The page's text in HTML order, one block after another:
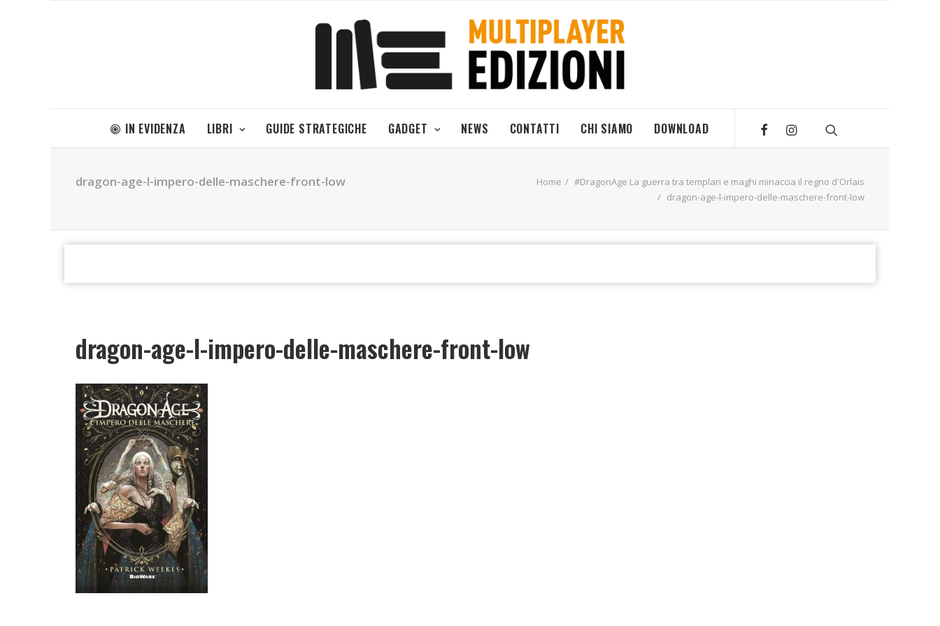
IN EVIDENZA LIBRI GUIDE STRATEGICHE GADGET NEWS CONTATTI CHI SIAMO DOWNLOAD
dragon-age-l-impero-delle-maschere-front-low Home
#DragonAge La guerra tra templari e maghi minaccia il regno d'Orlais
dragon-age-l-impero-delle-maschere-front-low
dragon-age-l-impero-delle-maschere-front-low